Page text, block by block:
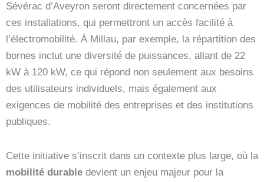
Sévérac d’Aveyron seront directement concernées par
ces installations, qui permettront un accès facilité à
l’électromobilité. À Millau, par exemple, la répartition des
bornes inclut une diversité de puissances, allant de 22
kW à 120 kW, ce qui répond non seulement aux besoins
des utilisateurs individuels, mais également aux
exigences de mobilité des entreprises et des institutions
publiques.
Cette initiative s’inscrit dans un contexte plus large, où la
mobilité durable devient un enjeu majeur pour la